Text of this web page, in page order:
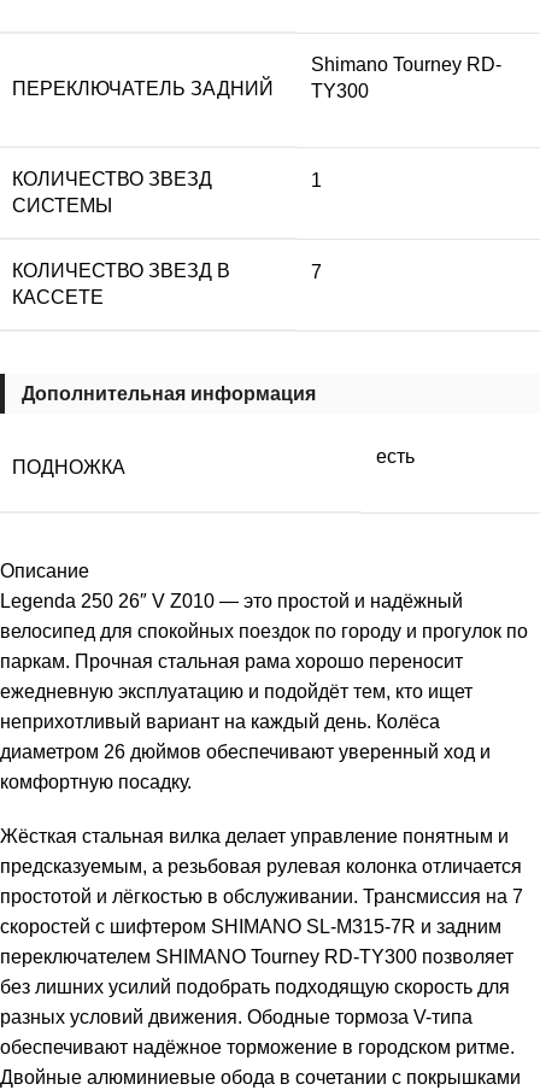
ПЕРЕКЛЮЧАТЕЛЬ ЗАДНИЙ
Shimano Tourney RD-
TY300
КОЛИЧЕСТВО ЗВЕЗД
СИСТЕМЫ
1
КОЛИЧЕСТВО ЗВЕЗД В
КАССЕТЕ
7
Дополнительная информация
ПОДНОЖКА
есть
Описание
Legenda 250 26″ V Z010 — это простой и надёжный
велосипед для спокойных поездок по городу и прогулок по
паркам. Прочная стальная рама хорошо переносит
ежедневную эксплуатацию и подойдёт тем, кто ищет
неприхотливый вариант на каждый день. Колёса
диаметром 26 дюймов обеспечивают уверенный ход и
комфортную посадку.
Жёсткая стальная вилка делает управление понятным и
предсказуемым, а резьбовая рулевая колонка отличается
простотой и лёгкостью в обслуживании. Трансмиссия на 7
скоростей с шифтером SHIMANO SL-M315-7R и задним
переключателем SHIMANO Tourney RD-TY300 позволяет
без лишних усилий подобрать подходящую скорость для
разных условий движения. Ободные тормоза V-типа
обеспечивают надёжное торможение в городском ритме.
Двойные алюминиевые обода в сочетании с покрышками